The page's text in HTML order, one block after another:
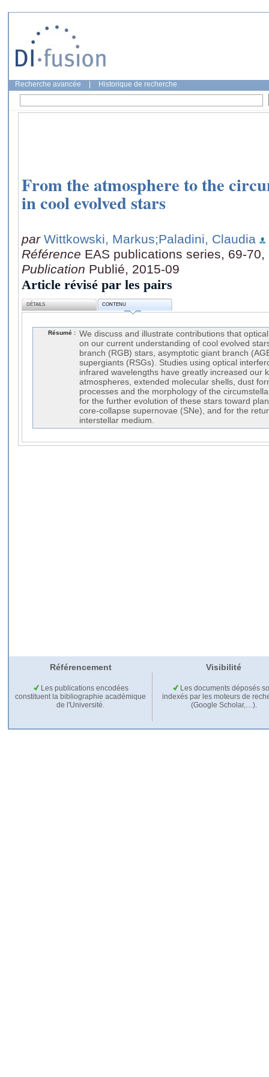
Recherche avancée Historique de recherche
From the atmosphere to the
in cool evolved stars
par Wittkowski, Markus;Paladini, Claudia
Référence EAS publications series, 69-
Publication Publié, 2015-09
Article révisé par les pairs
DÉTAILS CONTENU
Résumé : We discuss and illustrate contributions that
on our current understanding of cool evolved
branch (RGB) stars, asymptotic giant branch
supergiants (RSGs). Studies using optical
infrared wavelengths have greatly increased our
atmospheres, extended molecular shells, dust
processes and the morphology of the
for the further evolution of these stars toward
core-collapse supernovae (SNe), and for the
interstellar medium.
Référencement Visibilité
Les publications encodées
constituent la bibliographie académique
de l'Université.
Les documents déposés
indexés par les moteurs de
(Google Scholar,…).